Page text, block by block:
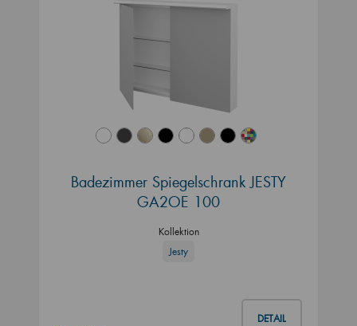
Badezimmer Spiegelschrank JESTY
GA2OE 100
Kollektion
Jesty
DETAIL